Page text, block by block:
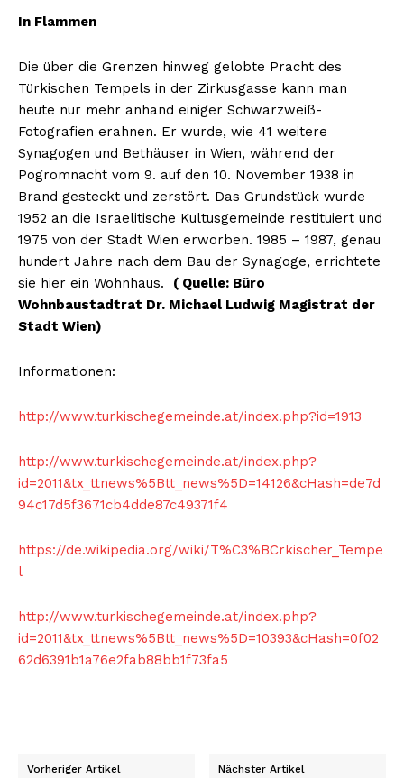
News Week
In Flammen
Die über die Grenzen hinweg gelobte Pracht des
Türkischen Tempels in der Zirkusgasse kann man
heute nur mehr anhand einiger Schwarzweiß-
Fotografien erahnen. Er wurde, wie 41 weitere
Synagogen und Bethäuser in Wien, während der
Pogromnacht vom 9. auf den 10. November 1938 in
Brand gesteckt und zerstört. Das Grundstück wurde
1952 an die Israelitische Kultusgemeinde restituiert und
1975 von der Stadt Wien erworben. 1985 – 1987, genau
hundert Jahre nach dem Bau der Synagoge, errichtete
sie hier ein Wohnhaus. ( Quelle: Büro
Wohnbaustadtrat Dr. Michael Ludwig Magistrat der
Stadt Wien)
Informationen:
http://www.turkischegemeinde.at/index.php?id=1913
http://www.turkischegemeinde.at/index.php?
id=2011&tx_ttnews%5Btt_news%5D=14126&cHash=de7d
94c17d5f3671cb4dde87c49371f4
https://de.wikipedia.org/wiki/T%C3%BCrkischer_Tempe
l
http://www.turkischegemeinde.at/index.php?
id=2011&tx_ttnews%5Btt_news%5D=10393&cHash=0f02
62d6391b1a76e2fab88bb1f73fa5
Vorheriger Artikel Nächster Artikel